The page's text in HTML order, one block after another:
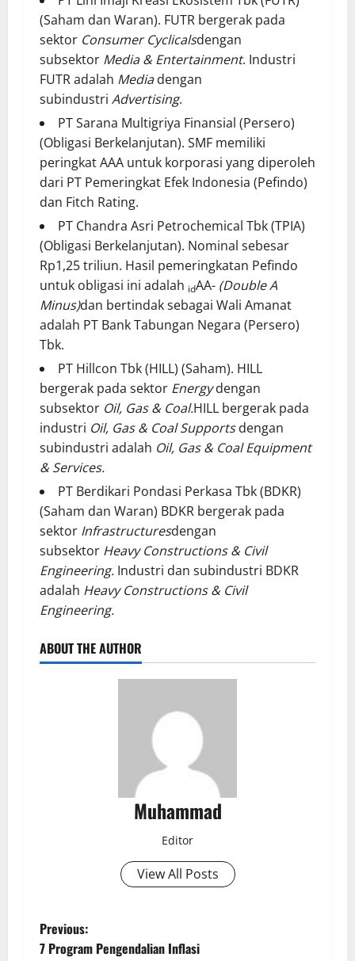
(Saham dan Waran). FUTR bergerak pada
sektor Consumer Cyclicalsdengan
subsektor Media & Entertainment. Industri
FUTR adalah Mediadengan
subindustri Advertising.
PT Sarana Multigriya Finansial (Persero)
(Obligasi Berkelanjutan). SMF memiliki
peringkat AAA untuk korporasi yang diperoleh
dari PT Pemeringkat Efek Indonesia (Pefindo)
dan Fitch Rating.
PT Chandra Asri Petrochemical Tbk (TPIA)
(Obligasi Berkelanjutan). Nominal sebesar
Rp1,25 triliun. Hasil pemeringkatan Pefindo
untuk obligasi ini adalah idAA- (Double A
Minus)dan bertindak sebagai Wali Amanat
adalah PT Bank Tabungan Negara (Persero)
Tbk.
PT Hillcon Tbk (HILL) (Saham). HILL
bergerak pada sektor Energydengan
subsektor Oil, Gas & Coal.HILL bergerak pada
industri Oil, Gas & Coal Supportsdengan
subindustri adalah Oil, Gas & Coal Equipment
& Services.
PT Berdikari Pondasi Perkasa Tbk (BDKR)
(Saham dan Waran) BDKR bergerak pada
sektor Infrastructuresdengan
subsektor Heavy Constructions & Civil
Engineering. Industri dan subindustri BDKR
adalah Heavy Constructions & Civil
Engineering.
ABOUT THE AUTHOR
Muhammad
Editor
View All Posts
Previous:
7 Program Pengendalian Inflasi